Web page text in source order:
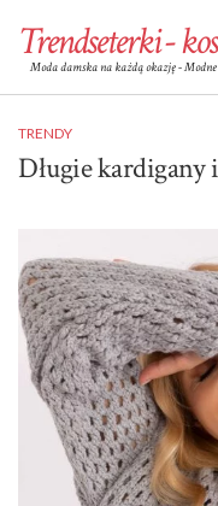
Trendseterki -
Moda damska na każdą okazję - Modne
TRENDY
Długie kardigany